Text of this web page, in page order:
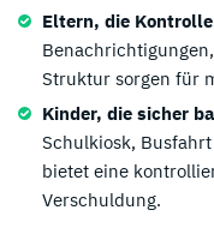
Eltern, die
Struktur sorgen für
Kinder, die sicher
Schulkiosk,
bietet eine
Verschuldung.